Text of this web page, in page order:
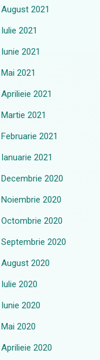
August 2021
Iulie 2021
Iunie 2021
Mai 2021
Aprilieie 2021
Martie 2021
Februarie 2021
Ianuarie 2021
Decembrie 2020
Noiembrie 2020
Octombrie 2020
Septembrie 2020
August 2020
Iulie 2020
Iunie 2020
Mai 2020
Aprilieie 2020